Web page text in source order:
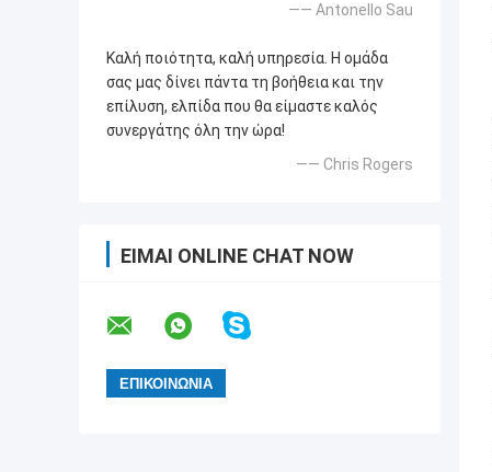
—— Antonello Sau
Καλή ποιότητα, καλή υπηρεσία. Η ομάδα
σας μας δίνει πάντα τη βοήθεια και την
επίλυση, ελπίδα που θα είμαστε καλός
συνεργάτης όλη την ώρα!
—— Chris Rogers
ΕΊΜΑΙ ONLINE CHAT NOW